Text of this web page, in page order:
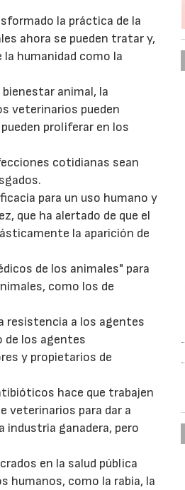
la práctica de la
ahora se pueden tratar y,
humanidad como la
animal, la
veterinarios pueden
proliferar en los
cotidianas sean
para un uso humano y
que ha alertado de que el
la aparición de
de los animales" para
como los de
resistencia a los agentes
de los agentes
y propietarios de
hace que trabajen
veterinarios para dar a
industria ganadera, pero
en la salud pública
humanos, como la rabia, la
29/07/2026